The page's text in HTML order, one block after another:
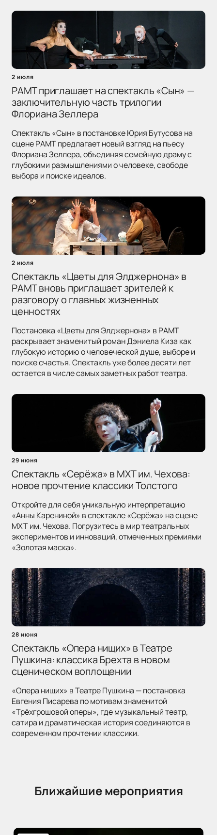
2 июля
РАМТ приглашает на спектакль «Сын» —
заключительную часть трилогии
Флориана Зеллера
Спектакль «Сын» в постановке Юрия Бутусова на
сцене РАМТ предлагает новый взгляд на пьесу
Флориана Зеллера, объединяя семейную драму с
глубокими размышлениями о человеке, свободе
выбора и поиске идеалов.
2 июля
Спектакль «Цветы для Элджернона» в
РАМТ вновь приглашает зрителей к
разговору о главных жизненных
ценностях
Постановка «Цветы для Элджернона» в РАМТ
раскрывает знаменитый роман Дэниела Киза как
глубокую историю о человеческой душе, выборе и
поиске счастья. Спектакль уже более десяти лет
остается в числе самых заметных работ театра.
29 июня
Спектакль «Серёжа» в МХТ им. Чехова:
новое прочтение классики Толстого
Откройте для себя уникальную интерпретацию
«Анны Карениной» в спектакле «Серёжа» на сцене
МХТ им. Чехова. Погрузитесь в мир театральных
экспериментов и инноваций, отмеченных премиями
«Золотая маска».
28 июня
Спектакль «Опера нищих» в Театре
Пушкина: классика Брехта в новом
сценическом воплощении
«Опера нищих» в Театре Пушкина — постановка
Евгения Писарева по мотивам знаменитой
«Трёхгрошовой оперы», где музыкальный театр,
сатира и драматическая история соединяются в
современном прочтении классики.
Ближайшие мероприятия